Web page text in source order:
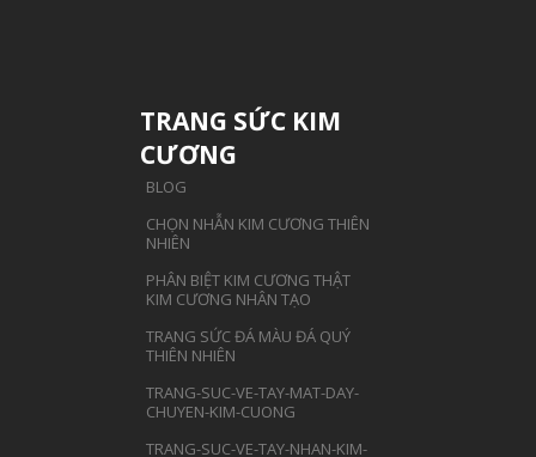
TRANG SỨC KIM
CƯƠNG
BLOG
CHỌN NHẪN KIM CƯƠNG THIÊN
NHIÊN
PHÂN BIỆT KIM CƯƠNG THẬT
KIM CƯƠNG NHÂN TẠO
TRANG SỨC ĐÁ MÀU ĐÁ QUÝ
THIÊN NHIÊN
TRANG-SUC-VE-TAY-MAT-DAY-
CHUYEN-KIM-CUONG
TRANG-SUC-VE-TAY-NHAN-KIM-